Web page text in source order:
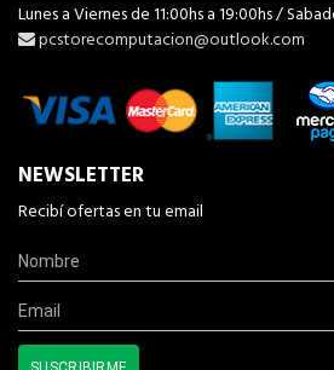
Lunes a Viernes de 11:00hs a 19:00hs /
pcstorecomputacion@outlook.com
NEWSLETTER
Recibí ofertas en tu email